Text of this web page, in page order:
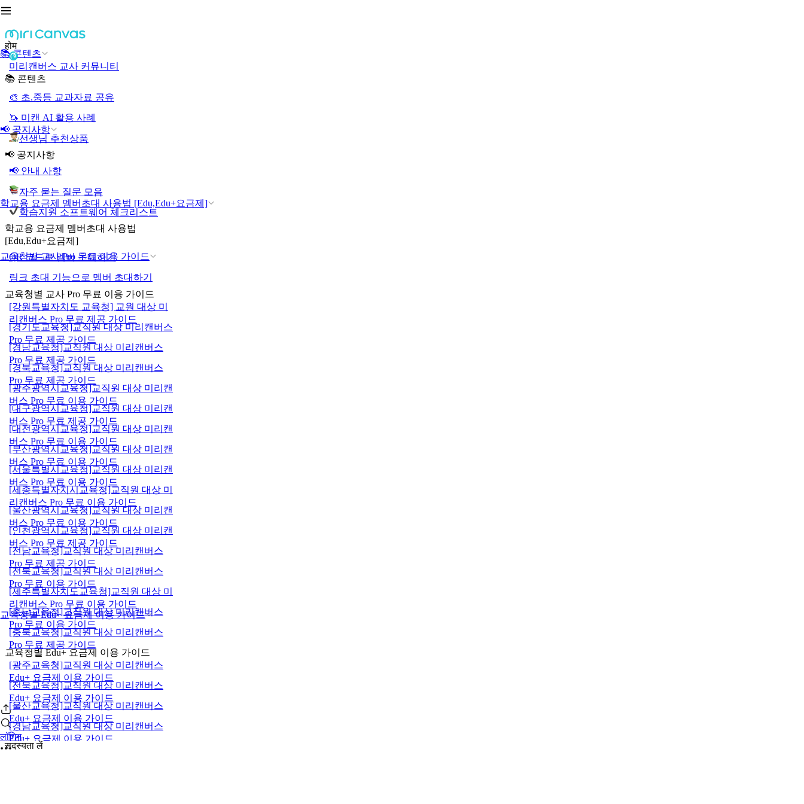
📚 콘텐츠
📢 공지사항
학교용 요금제 멤버초대 사용법 [Edu,Edu+요금제]
교육청별 교사 Pro 무료 이용 가이드
교육청별 Edu+ 요금제 이용 가이드
लॉगिन
होम
미리캔버스 교사 커뮤니티
📚 콘텐츠
🎨 초.중등 교과자료 공유
🦄 미캔 AI 활용 사례
선생님 추천상품
📢 공지사항
📢 안내 사항
자주 묻는 질문 모음
학습지원 소프트웨어 체크리스트
학교용 요금제 멤버초대 사용법
[Edu,Edu+요금제]
QR 코드로 멤버 초대하기
링크 초대 기능으로 멤버 초대하기
교육청별 교사 Pro 무료 이용 가이드
[강원특별자치도 교육청] 교원 대상 미
리캔버스 Pro 무료 제공 가이드
[경기도교육청]교직원 대상 미리캔버스
Pro 무료 제공 가이드
[경남교육청]교직원 대상 미리캔버스
Pro 무료 제공 가이드
[경북교육청]교직원 대상 미리캔버스
Pro 무료 제공 가이드
[광주광역시교육청]교직원 대상 미리캔
버스 Pro 무료 이용 가이드
[대구광역시교육청]교직원 대상 미리캔
버스 Pro 무료 제공 가이드
[대전광역시교육청]교직원 대상 미리캔
버스 Pro 무료 이용 가이드
[부산광역시교육청]교직원 대상 미리캔
버스 Pro 무료 이용 가이드
[서울특별시교육청]교직원 대상 미리캔
버스 Pro 무료 이용 가이드
[세종특별자치시교육청]교직원 대상 미
리캔버스 Pro 무료 이용 가이드
[울산광역시교육청]교직원 대상 미리캔
버스 Pro 무료 이용 가이드
[인천광역시교육청]교직원 대상 미리캔
버스 Pro 무료 제공 가이드
[전남교육청]교직원 대상 미리캔버스
Pro 무료 제공 가이드
[전북교육청]교직원 대상 미리캔버스
Pro 무료 이용 가이드
[제주특별자치도교육청]교직원 대상 미
리캔버스 Pro 무료 이용 가이드
[충남교육청]교직원 대상 미리캔버스
Pro 무료 이용 가이드
[충북교육청]교직원 대상 미리캔버스
Pro 무료 제공 가이드
교육청별 Edu+ 요금제 이용 가이드
[광주교육청]교직원 대상 미리캔버스
Edu+ 요금제 이용 가이드
[전북교육청]교직원 대상 미리캔버스
Edu+ 요금제 이용 가이드
[울산교육청]교직원 대상 미리캔버스
Edu+ 요금제 이용 가이드
[경남교육청]교직원 대상 미리캔버스
Edu+ 요금제 이용 가이드
सदस्यता लें